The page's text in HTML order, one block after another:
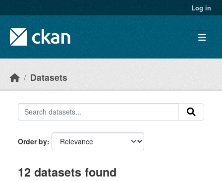
Log in
Datasets
Order by
12 datasets found